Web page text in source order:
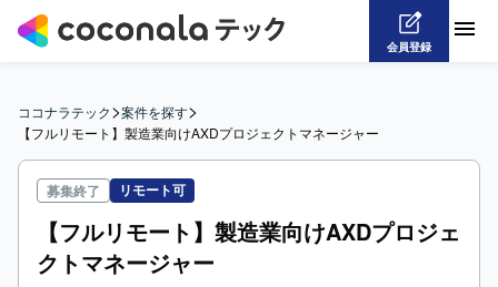
会員登録
ココナラテック>案件を探す>
【フルリモート】製造業向けAXDプロジェクトマネージャー
募集終了 リモート可
【フルリモート】製造業向けAXDプロジェ
クトマネージャー